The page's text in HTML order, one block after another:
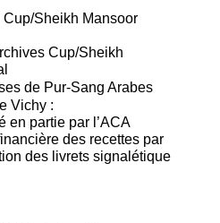
Sheikh Mansoor
Cup/Sheikh
de Pur-Sang Arabes
Vichy :
en partie par l’ACA
des recettes par
des livrets signalétique